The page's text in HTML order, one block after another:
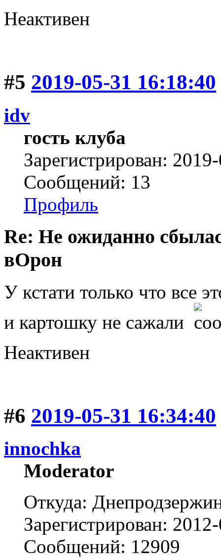
Неактивен
#5 2019-05-31 16:18:40
idv
гость клуба
Зарегистрирован:
Сообщений: 13
Профиль
Re: Не ожиданно
вОрон
У кстати только что все
и картошку не сажали
Неактивен
#6 2019-05-31 16:34:40
innochka
Moderator
Откуда:
Зарегистрирован:
Сообщений: 12909